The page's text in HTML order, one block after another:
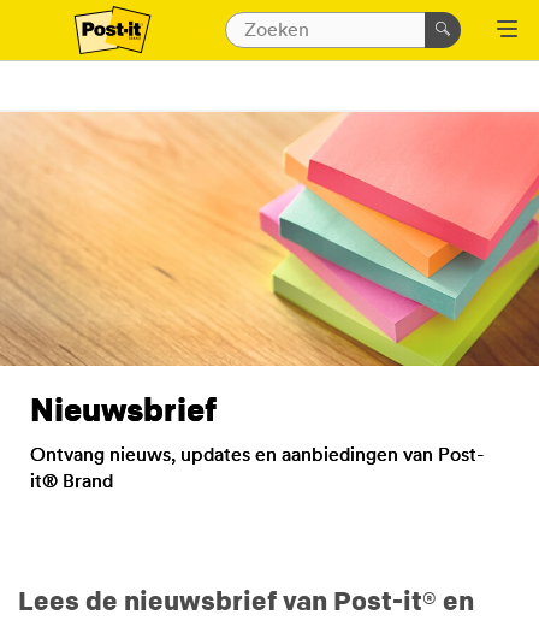
Nieuwsbrief
Ontvang nieuws, updates en aanbiedingen van Post-
it® Brand
Lees de nieuwsbrief van Post-it® en